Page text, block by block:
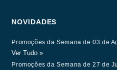
NOVIDADES
Promoções da Semana de 03 de
Ver Tudo »
Promoções da Semana de 27 de